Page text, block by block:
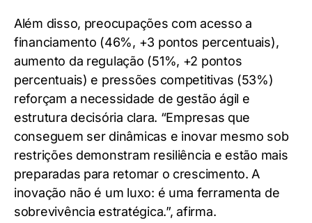
Além disso, preocupações com acesso a
financiamento (46%, +3 pontos percentuais),
aumento da regulação (51%, +2 pontos
percentuais) e pressões competitivas (53%)
reforçam a necessidade de gestão ágil e
estrutura decisória clara. “Empresas que
conseguem ser dinâmicas e inovar mesmo sob
restrições demonstram resiliência e estão mais
preparadas para retomar o crescimento. A
inovação não é um luxo: é uma ferramenta de
sobrevivência estratégica.”, afirma.